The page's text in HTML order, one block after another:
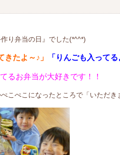
り弁当の日』でした(*^^*)
きたよ～♪」 「りんごも入って
るお弁当が大好きです！！
こぺこになったところで「いただき